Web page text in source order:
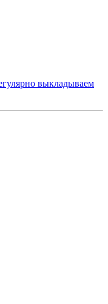
выкладываем